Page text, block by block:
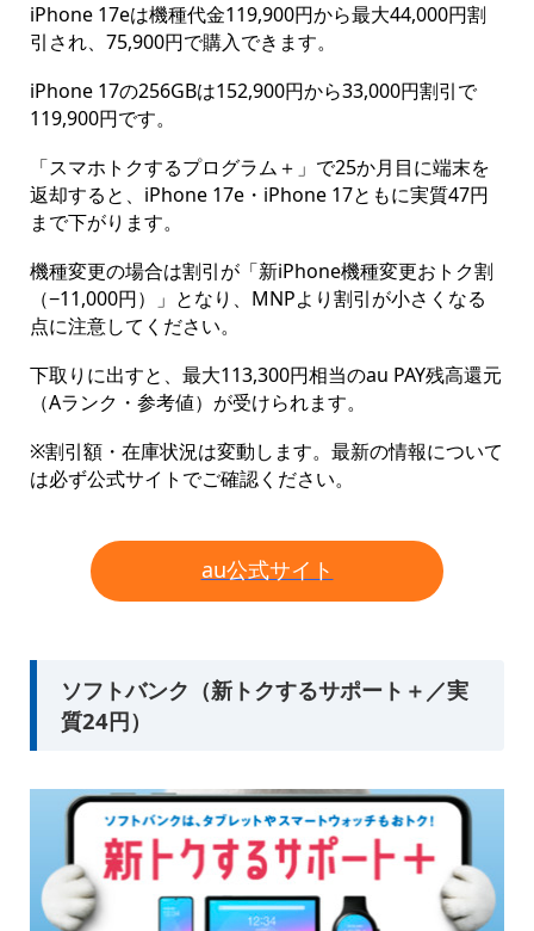
iPhone 17eは機種代金119,900円から最大44,000円割
引され、75,900円で購入できます。
iPhone 17の256GBは152,900円から33,000円割引で
119,900円です。
「スマホトクするプログラム＋」で25か月目に端末を
返却すると、iPhone 17e・iPhone 17ともに実質47円
まで下がります。
機種変更の場合は割引が「新iPhone機種変更おトク割
（−11,000円）」となり、MNPより割引が小さくなる
点に注意してください。
下取りに出すと、最大113,300円相当のau PAY残高還元
（Aランク・参考値）が受けられます。
※割引額・在庫状況は変動します。最新の情報について
は必ず公式サイトでご確認ください。
au公式サイト
ソフトバンク（新トクするサポート＋／実
質24円）